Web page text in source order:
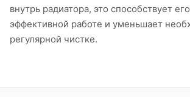
внутрь радиатора, это способствует
эффективной работе и уменьшает
регулярной чистке.